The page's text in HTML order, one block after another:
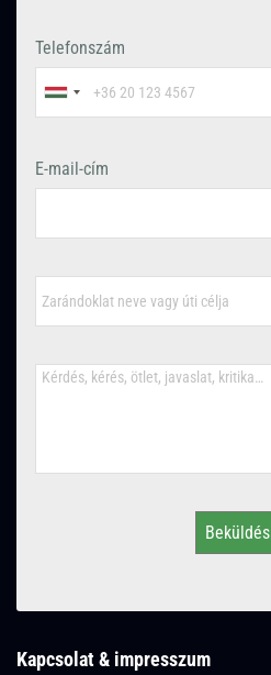
Telefonszám
E-mail-cím
Beküldés
Kapcsolat & impresszum